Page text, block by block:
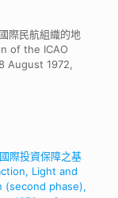
際民航組織的地
of the ICAO
August 1972,
際投資保障之基
Light and
(second phase),